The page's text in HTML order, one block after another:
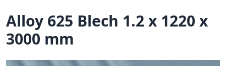
Alloy 625 Blech 1.2 x 1220 x
3000 mm